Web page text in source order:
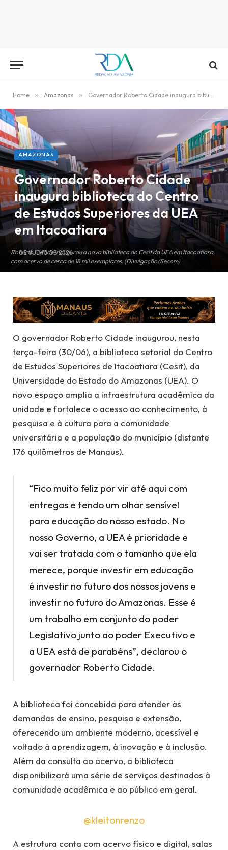
Home » Amazonas » Governador Roberto Cidade inaugura biblioteca do Centro de Estudos Superiores da UEA em Itacoatiara
Roberto Cidade inaugurou a nova biblioteca do Cesit da UEA em Itacoatiara,
com acervo de cerca de 18 mil exemplares. (Divulgação/Secom)
AMAZONAS
Governador Roberto Cidade
inaugura biblioteca do Centro
de Estudos Superiores da UEA
em Itacoatiara
1 DE JULHO DE 2026
O governador Roberto Cidade inaugurou, nesta
terça-feira (30/06), a biblioteca setorial do Centro
de Estudos Superiores de Itacoatiara (Cesit), da
Universidade do Estado do Amazonas (UEA). O
novo espaço amplia a infraestrutura acadêmica da
unidade e fortalece o acesso ao conhecimento, à
pesquisa e à cultura para a comunidade
universitária e a população do município (distante
176 quilômetros de Manaus).
“Fico muito feliz por vir até aqui com
entregas e tendo um olhar sensível
para educação do nosso estado. No
nosso Governo, a UEA é prioridade e
vai ser tratada com o tamanho que ela
merece, porque investir em educação
é investir no futuro dos nossos jovens e
investir no futuro do Amazonas. Esse é
um trabalho em conjunto do poder
Legislativo junto ao poder Executivo e
a UEA está de parabéns”, declarou o
governador Roberto Cidade.
A biblioteca foi concebida para atender às
demandas de ensino, pesquisa e extensão,
oferecendo um ambiente moderno, acessível e
voltado à aprendizagem, à inovação e à inclusão.
Além da consulta ao acervo, a biblioteca
disponibilizará uma série de serviços destinados à
comunidade acadêmica e ao público em geral.
@kleitonrenzo
A estrutura conta com acervo físico e digital, salas